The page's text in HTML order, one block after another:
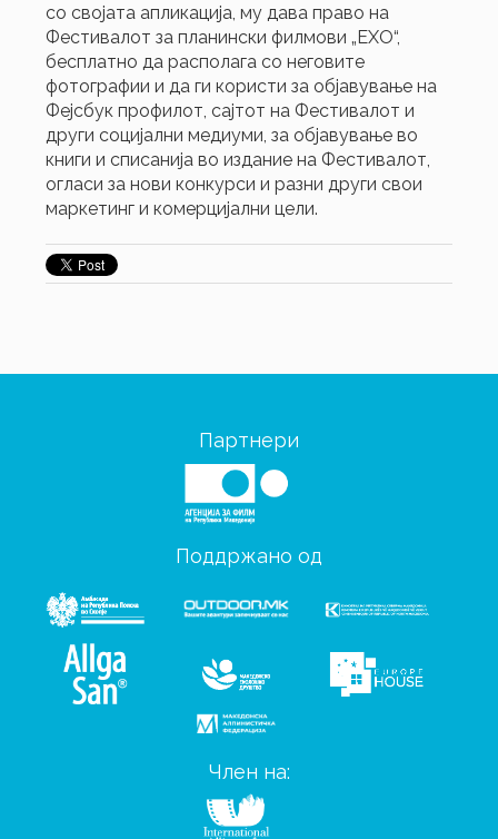
со својата апликација, му дава право на
Фестивалот за планински филмови „ЕХО“,
бесплатно да располага со неговите
фотографии и да ги користи за објавување на
Фејсбук профилот, сајтот на Фестивалот и
други социјални медиуми, за објавување во
книги и списанија во издание на Фестивалот,
огласи за нови конкурси и разни други свои
маркетинг и комерцијални цели.
Партнери
Поддржано од
Член на: